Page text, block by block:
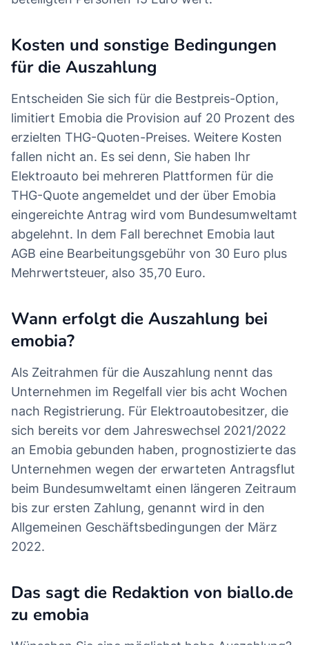
Kosten und sonstige Bedingungen
für die Auszahlung
Entscheiden Sie sich für die Bestpreis-Option,
limitiert Emobia die Provision auf 20 Prozent des
erzielten THG-Quoten-Preises. Weitere Kosten
fallen nicht an. Es sei denn, Sie haben Ihr
Elektroauto bei mehreren Plattformen für die
THG-Quote angemeldet und der über Emobia
eingereichte Antrag wird vom Bundesumweltamt
abgelehnt. In dem Fall berechnet Emobia laut
AGB eine Bearbeitungsgebühr von 30 Euro plus
Mehrwertsteuer, also 35,70 Euro.
Wann erfolgt die Auszahlung bei
emobia?
Als Zeitrahmen für die Auszahlung nennt das
Unternehmen im Regelfall vier bis acht Wochen
nach Registrierung. Für Elektroautobesitzer, die
sich bereits vor dem Jahreswechsel 2021/2022
an Emobia gebunden haben, prognostizierte das
Unternehmen wegen der erwarteten Antragsflut
beim Bundesumweltamt einen längeren Zeitraum
bis zur ersten Zahlung, genannt wird in den
Allgemeinen Geschäftsbedingungen der März
2022.
Das sagt die Redaktion von biallo.de
zu emobia